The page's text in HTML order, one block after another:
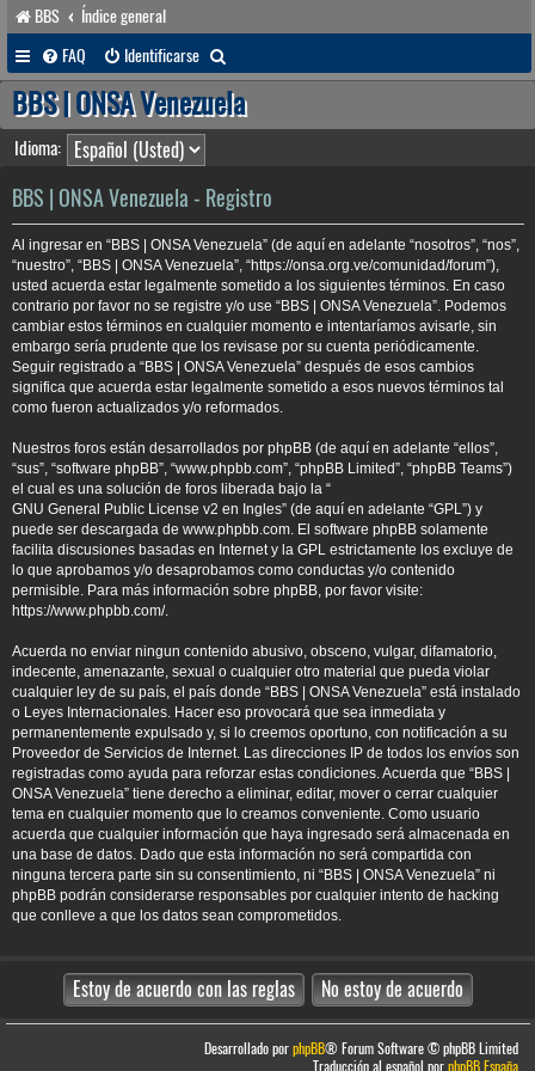
BBS
Índice general
FAQ
Identificarse
u
s
a
r
BBS | ONSA Venezuela
Idioma:
BBS | ONSA Venezuela - Registro
Al ingresar en “BBS | ONSA Venezuela” (de aquí en adelante “nosotros”, “nos”,
“nuestro”, “BBS | ONSA Venezuela”, “https://onsa.org.ve/comunidad/forum”),
usted acuerda estar legalmente sometido a los siguientes términos. En caso
contrario por favor no se registre y/o use “BBS | ONSA Venezuela”. Podemos
cambiar estos términos en cualquier momento e intentaríamos avisarle, sin
embargo sería prudente que los revisase por su cuenta periódicamente.
Seguir registrado a “BBS | ONSA Venezuela” después de esos cambios
significa que acuerda estar legalmente sometido a esos nuevos términos tal
como fueron actualizados y/o reformados.
Nuestros foros están desarrollados por phpBB (de aquí en adelante “ellos”,
“sus”, “software phpBB”, “www.phpbb.com”, “phpBB Limited”, “phpBB Teams”)
el cual es una solución de foros liberada bajo la “
GNU General Public License v2 en Ingles” (de aquí en adelante “GPL”) y
puede ser descargada de www.phpbb.com. El software phpBB solamente
facilita discusiones basadas en Internet y la GPL estrictamente los excluye de
lo que aprobamos y/o desaprobamos como conductas y/o contenido
permisible. Para más información sobre phpBB, por favor visite:
https://www.phpbb.com/.
Acuerda no enviar ningun contenido abusivo, obsceno, vulgar, difamatorio,
indecente, amenazante, sexual o cualquier otro material que pueda violar
cualquier ley de su país, el país donde “BBS | ONSA Venezuela” está instalado
o Leyes Internacionales. Hacer eso provocará que sea inmediata y
permanentemente expulsado y, si lo creemos oportuno, con notificación a su
Proveedor de Servicios de Internet. Las direcciones IP de todos los envíos son
registradas como ayuda para reforzar estas condiciones. Acuerda que “BBS |
ONSA Venezuela” tiene derecho a eliminar, editar, mover o cerrar cualquier
tema en cualquier momento que lo creamos conveniente. Como usuario
acuerda que cualquier información que haya ingresado será almacenada en
una base de datos. Dado que esta información no será compartida con
ninguna tercera parte sin su consentimiento, ni “BBS | ONSA Venezuela” ni
phpBB podrán considerarse responsables por cualquier intento de hacking
que conlleve a que los datos sean comprometidos.
Desarrollado porphpBB® Forum Software © phpBB Limited
Traducción al español porphpBB España